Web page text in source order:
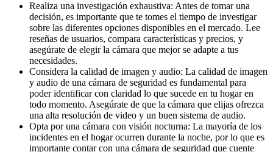
Realiza una investigación exhaustiva: Antes de tomar una
decisión, es importante que te tomes el tiempo de investigar
sobre las diferentes opciones disponibles en el mercado. Lee
reseñas de usuarios, compara características y precios, y
asegúrate de elegir la cámara que mejor se adapte a tus
necesidades.
Considera la calidad de imagen y audio: La calidad de imagen
y audio de una cámara de seguridad es fundamental para
poder identificar con claridad lo que sucede en tu hogar en
todo momento. Asegúrate de que la cámara que elijas ofrezca
una alta resolución de video y un buen sistema de audio.
Opta por una cámara con visión nocturna: La mayoría de los
incidentes en el hogar ocurren durante la noche, por lo que es
importante contar con una cámara de seguridad que cuente